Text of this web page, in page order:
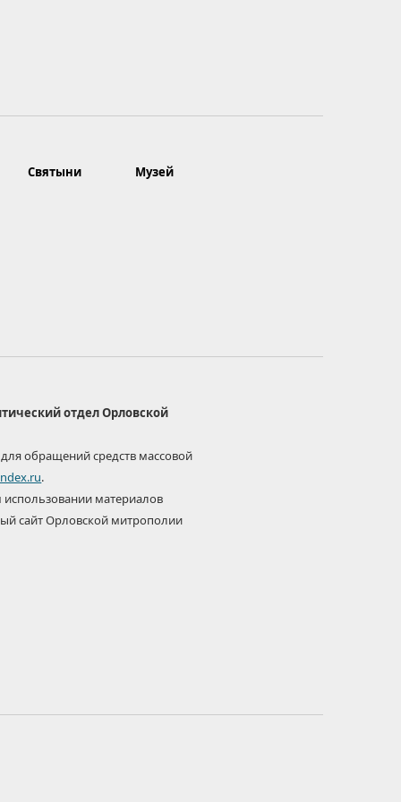
Святыни
Музей
отдел Орловской
обращений средств массовой
.
материалов
сайт Орловской митрополии